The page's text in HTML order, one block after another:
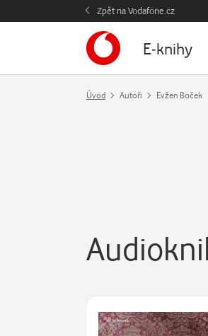
Zpět na Vodafone.cz
E-knihy
Úvod Autoři Evžen Boček